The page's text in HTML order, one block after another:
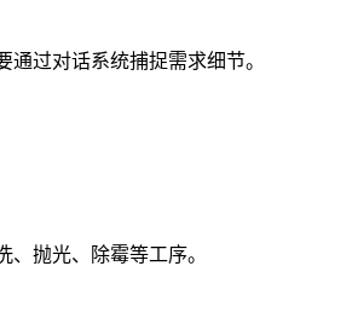
过对话系统捕捉需求细节。
抛光、除霉等工序。